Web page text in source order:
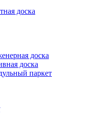
доска
доска
доска
паркет